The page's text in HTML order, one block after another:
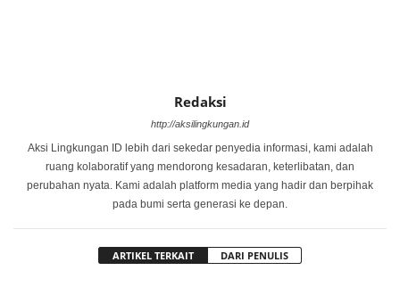
Redaksi
http://aksilingkungan.id
Aksi Lingkungan ID lebih dari sekedar penyedia informasi, kami adalah
ruang kolaboratif yang mendorong kesadaran, keterlibatan, dan
perubahan nyata. Kami adalah platform media yang hadir dan berpihak
pada bumi serta generasi ke depan.
ARTIKEL TERKAIT DARI PENULIS